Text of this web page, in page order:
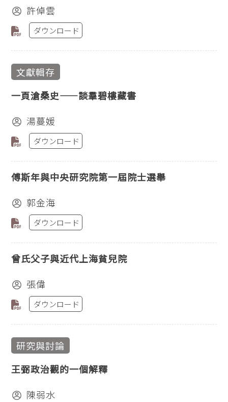
許倬雲
ダウンロード
文獻輯存
一頁滄桑史——談羣碧樓藏書
湯蔓媛
ダウンロード
傅斯年與中央研究院第一屆院士選舉
郭金海
ダウンロード
曾氏父子與近代上海貧兒院
張偉
ダウンロード
研究與討論
王弼政治觀的一個解釋
陳弱水